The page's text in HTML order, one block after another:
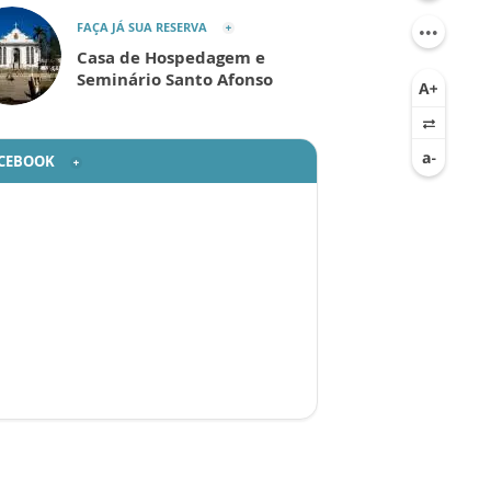
FAÇA JÁ SUA RESERVA
Casa de Hospedagem e
Seminário Santo Afonso